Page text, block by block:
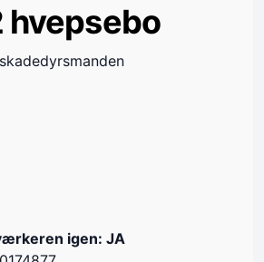
hvepsebo
igen: JA